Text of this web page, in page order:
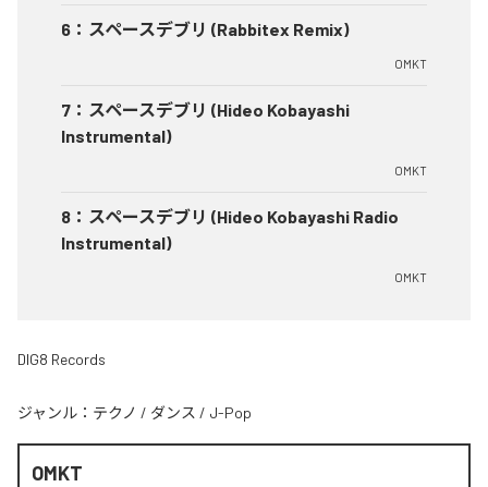
6 ： スペースデブリ (Rabbitex Remix)
OMKT
7 ： スペースデブリ (Hideo Kobayashi
Instrumental)
OMKT
8 ： スペースデブリ (Hideo Kobayashi Radio
Instrumental)
OMKT
DIG8 Records
ジャンル： テクノ / ダンス / J-Pop
OMKT